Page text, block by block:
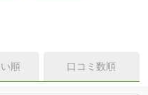
順 口コミ数順